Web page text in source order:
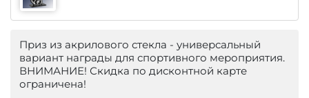
Приз из акрилового стекла - универсальный
вариант награды для спортивного мероприятия.
ВНИМАНИЕ! Скидка по дисконтной карте
ограничена!